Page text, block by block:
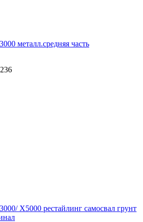
металл.средняя часть
X5000 рестайлинг самосвал грунт